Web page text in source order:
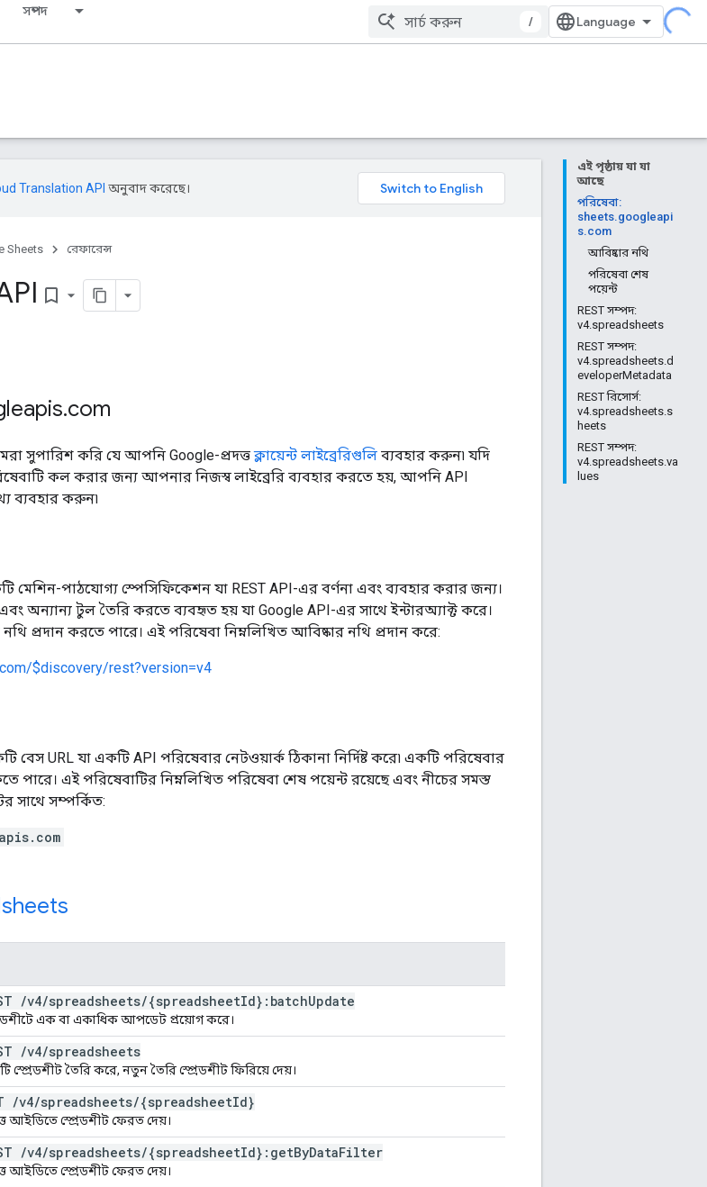
সম্পদ
/
এই পৃষ্ঠায় যা যা
আছে
পরিষেবা:
sheets.googleapi
s.com
আবিষ্কার নথি
পরিষেবা শেষ
পয়েন্ট
REST সম্পদ:
v4.spreadsheets
REST সম্পদ:
v4.spreadsheets.d
eveloperMetadata
REST রিসোর্স:
v4.spreadsheets.s
heets
REST সম্পদ:
v4.spreadsheets.va
lues
Translation API অনুবাদ করেছে।
Sheets রেফারেন্স
bookmark_border
.com
সুপারিশ করি যে আপনি Google-প্রদত্তক্লায়েন্ট লাইব্রেরিগুলি ব্যবহার করুন৷ যদি
কল করার জন্য আপনার নিজস্ব লাইব্রেরি ব্যবহার করতে হয়, আপনি API
ব্যবহার করুন৷
মেশিন-পাঠযোগ্য স্পেসিফিকেশন যা REST API-এর বর্ণনা এবং ব্যবহার করার জন্য।
এবং অন্যান্য টুল তৈরি করতে ব্যবহৃত হয় যা Google API-এর সাথে ইন্টারঅ্যাক্ট করে।
প্রদান করতে পারে। এই পরিষেবা নিম্নলিখিত আবিষ্কার নথি প্রদান করে:
$discovery/rest?version=v4
বেস URL যা একটি API পরিষেবার নেটওয়ার্ক ঠিকানা নির্দিষ্ট করে৷ একটি পরিষেবার
পারে। এই পরিষেবাটির নিম্নলিখিত পরিষেবা শেষ পয়েন্ট রয়েছে এবং নীচের সমস্ত
সাথে সম্পর্কিত:
/v4/spreadsheets/{spreadsheetId}:batchUpdate
এক বা একাধিক আপডেট প্রয়োগ করে।
/v4/spreadsheets
স্প্রেডশীট তৈরি করে, নতুন তৈরি স্প্রেডশীট ফিরিয়ে দেয়।
/v4/spreadsheets/{spreadsheetId}
আইডিতে স্প্রেডশীট ফেরত দেয়।
/v4/spreadsheets/{spreadsheetId}:getByDataFilter
আইডিতে স্প্রেডশীট ফেরত দেয়।